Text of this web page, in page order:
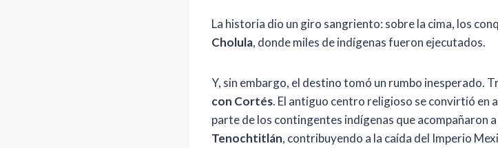
La historia dio un giro sangriento: sobre la cima, los
Cholula, donde miles de indígenas fueron ejecutados.
Y, sin embargo, el destino tomó un rumbo inesperado.
con Cortés. El antiguo centro religioso se convirtió en
parte de los contingentes indígenas que acompañaron a
Tenochtitlán, contribuyendo a la caída del Imperio